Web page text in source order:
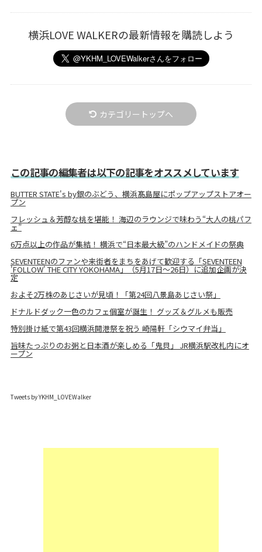
横浜LOVE WALKERの最新情報を購読しよう
カテゴリートップへ
この記事の編集者は以下の記事をオススメしています
BUTTER STATE's by銀のぶどう、横浜髙島屋にポップアップストアオー
プン
フレッシュ＆芳醇な桃を堪能！ 海辺のラウンジで味わう“大人の桃パフ
ェ”
6万点以上の作品が集結！ 横浜で“日本最大級”のハンドメイドの祭典
SEVENTEENのファンや来街者をまちをあげて歓迎する「SEVENTEEN
'FOLLOW' THE CITY YOKOHAMA」（5月17日～26日）に追加企画が決
定
およそ2万株のあじさいが見頃！「第24回八景島あじさい祭」
ドナルドダック一色のカフェ個室が誕生！ グッズ＆グルメも販売
特別掛け紙で第43回横浜開港祭を祝う 崎陽軒「シウマイ弁当」
旨味たっぷりのお粥と日本酒が楽しめる「鬼貝」 JR横浜駅改札内にオ
ープン
Tweets by YKHM_LOVEWalker